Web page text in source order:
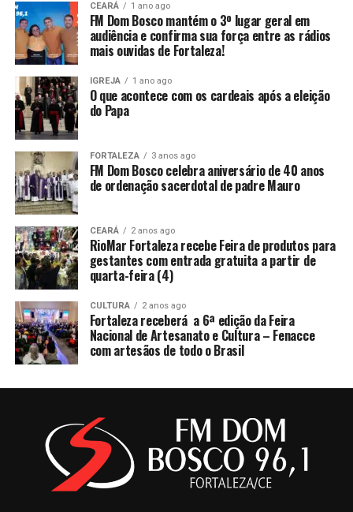
CEARÁ 1 ano ago
FM Dom Bosco mantém o 3º lugar geral em
audiência e confirma sua força entre as rádios
mais ouvidas de Fortaleza!
IGREJA 1 ano ago
O que acontece com os cardeais após a eleição
do Papa
FORTALEZA 3 anos ago
FM Dom Bosco celebra aniversário de 40 anos
de ordenação sacerdotal de padre Mauro
CEARÁ 2 anos ago
RioMar Fortaleza recebe Feira de produtos para
gestantes com entrada gratuita a partir de
quarta-feira (4)
CULTURA 2 anos ago
Fortaleza receberá a 6ª edição da Feira
Nacional de Artesanato e Cultura – Fenacce
com artesãos de todo o Brasil